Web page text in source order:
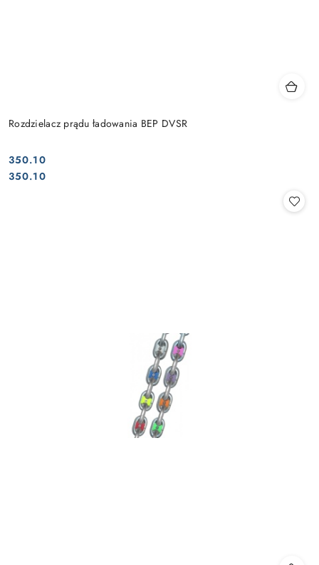
Rozdzielacz prądu ładowania BEP DVSR
Cena:
350.10
Cena:
350.10